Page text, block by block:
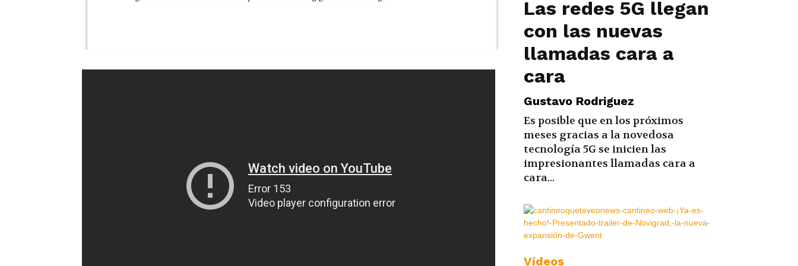
Las redes 5G llegan
con las nuevas
llamadas cara a
cara
Gustavo Rodriguez
Es posible que en los próximos
meses gracias a la novedosa
tecnología 5G se inicien las
impresionantes llamadas cara a
cara...
Vídeos